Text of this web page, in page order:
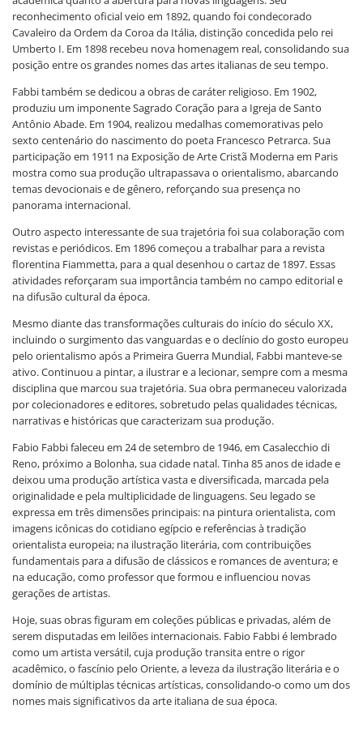
reconhecimento oficial veio em 1892, quando foi condecorado
Cavaleiro da Ordem da Coroa da Itália, distinção concedida pelo rei
Umberto I. Em 1898 recebeu nova homenagem real, consolidando sua
posição entre os grandes nomes das artes italianas de seu tempo.
Fabbi também se dedicou a obras de caráter religioso. Em 1902,
produziu um imponente Sagrado Coração para a Igreja de Santo
Antônio Abade. Em 1904, realizou medalhas comemorativas pelo
sexto centenário do nascimento do poeta Francesco Petrarca. Sua
participação em 1911 na Exposição de Arte Cristã Moderna em Paris
mostra como sua produção ultrapassava o orientalismo, abarcando
temas devocionais e de gênero, reforçando sua presença no
panorama internacional.
Outro aspecto interessante de sua trajetória foi sua colaboração com
revistas e periódicos. Em 1896 começou a trabalhar para a revista
florentina Fiammetta, para a qual desenhou o cartaz de 1897. Essas
atividades reforçaram sua importância também no campo editorial e
na difusão cultural da época.
Mesmo diante das transformações culturais do início do século XX,
incluindo o surgimento das vanguardas e o declínio do gosto europeu
pelo orientalismo após a Primeira Guerra Mundial, Fabbi manteve-se
ativo. Continuou a pintar, a ilustrar e a lecionar, sempre com a mesma
disciplina que marcou sua trajetória. Sua obra permaneceu valorizada
por colecionadores e editores, sobretudo pelas qualidades técnicas,
narrativas e históricas que caracterizam sua produção.
Fabio Fabbi faleceu em 24 de setembro de 1946, em Casalecchio di
Reno, próximo a Bolonha, sua cidade natal. Tinha 85 anos de idade e
deixou uma produção artística vasta e diversificada, marcada pela
originalidade e pela multiplicidade de linguagens. Seu legado se
expressa em três dimensões principais: na pintura orientalista, com
imagens icônicas do cotidiano egípcio e referências à tradição
orientalista europeia; na ilustração literária, com contribuições
fundamentais para a difusão de clássicos e romances de aventura; e
na educação, como professor que formou e influenciou novas
gerações de artistas.
Hoje, suas obras figuram em coleções públicas e privadas, além de
serem disputadas em leilões internacionais. Fabio Fabbi é lembrado
como um artista versátil, cuja produção transita entre o rigor
acadêmico, o fascínio pelo Oriente, a leveza da ilustração literária e o
domínio de múltiplas técnicas artísticas, consolidando-o como um dos
nomes mais significativos da arte italiana de sua época.